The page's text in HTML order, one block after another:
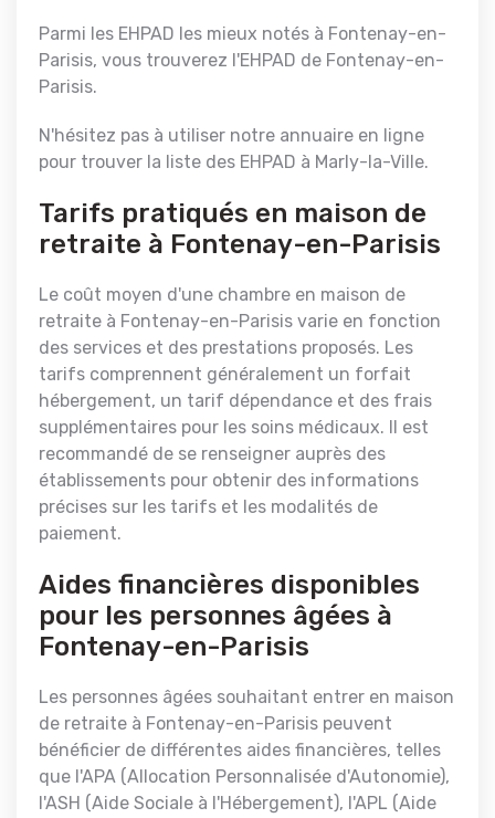
Parmi les EHPAD les mieux notés à Fontenay-en-
Parisis, vous trouverez l'EHPAD de Fontenay-en-
Parisis.
N'hésitez pas à utiliser notre annuaire en ligne
pour trouver la liste des EHPAD à Marly-la-Ville.
Tarifs pratiqués en maison de
retraite à Fontenay-en-Parisis
Le coût moyen d'une chambre en maison de
retraite à Fontenay-en-Parisis varie en fonction
des services et des prestations proposés. Les
tarifs comprennent généralement un forfait
hébergement, un tarif dépendance et des frais
supplémentaires pour les soins médicaux. Il est
recommandé de se renseigner auprès des
établissements pour obtenir des informations
précises sur les tarifs et les modalités de
paiement.
Aides financières disponibles
pour les personnes âgées à
Fontenay-en-Parisis
Les personnes âgées souhaitant entrer en maison
de retraite à Fontenay-en-Parisis peuvent
bénéficier de différentes aides financières, telles
que l'APA (Allocation Personnalisée d'Autonomie),
l'ASH (Aide Sociale à l'Hébergement), l'APL (Aide